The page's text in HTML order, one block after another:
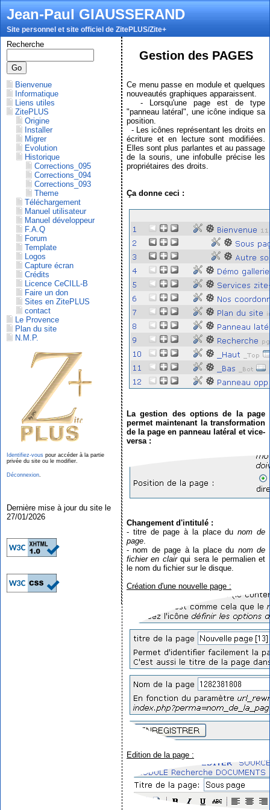
Jean-Paul GIAUSSERAND
Site personnel et site officiel de ZitePLUS/Zite+
Recherche
Bienvenue
Informatique
Liens utiles
ZitePLUS
Origine
Installer
Migrer
Evolution
Historique
Corrections_095
Corrections_094
Corrections_093
Theme
Téléchargement
Manuel utilisateur
Manuel développeur
F.A.Q
Forum
Template
Logos
Capture écran
Crédits
Licence CeCILL-B
Faire un don
Sites en ZitePLUS
contact
Le Provence
Plan du site
N.M.P.
Identifiez-vous pour accéder à la partie
privée du site ou le modifier.
Déconnexion
Dernière mise à jour du site le
27/01/2026
Gestion des PAGES
Ce menu passe en module et quelques
nouveautés graphiques apparaissent.
- Lorsqu'une page est de type
"panneau latéral", une icône indique sa
position.
- Les icônes représentant les droits en
écriture et en lecture sont modifiées.
Elles sont plus parlantes et au passage
de la souris, une infobulle précise les
propriétaires des droits.
Ça donne ceci :
La gestion des options de la page
permet maintenant la transformation
de la page en panneau latéral et vice-
versa :
Changement d'intitulé :
- titre de page à la place dunom de
page
- nom de page à la place du nom de
fichier en clairqui sera le permalien et
le nom du fichier sur le disque.
Création d'une nouvelle page :
Edition de la page :